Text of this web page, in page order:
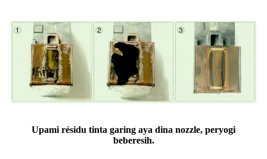
Upami résidu tinta garing aya dina nozzle, peryogi
beberesih.